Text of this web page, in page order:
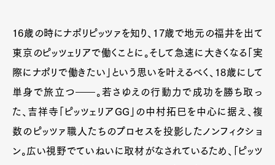
16歳の時にナポリピッツァを知り、17歳で地元の福井を出て
東京のピッツェリアで働くことに。そして急速に大きくなる「実
際にナポリで働きたい」という思いを叶えるべく、18歳にして
単身で旅立つ――。若さゆえの行動力で成功を勝ち取っ
た、吉祥寺「ピッツェリアGG」の中村拓巳を中心に据え、複
数のピッツァ職人たちのプロセスを投影したノンフィクショ
ン。広い視野でていねいに取材がなされているため、「ピッツ